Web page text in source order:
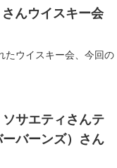
んウイスキー会
たウイスキー会、今回の
サエティさんテ
バーンズ）さん